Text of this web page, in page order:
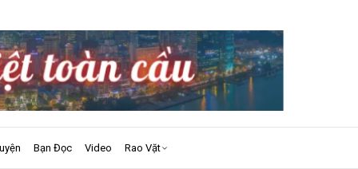
Bạn Đọc Video Rao Vặt